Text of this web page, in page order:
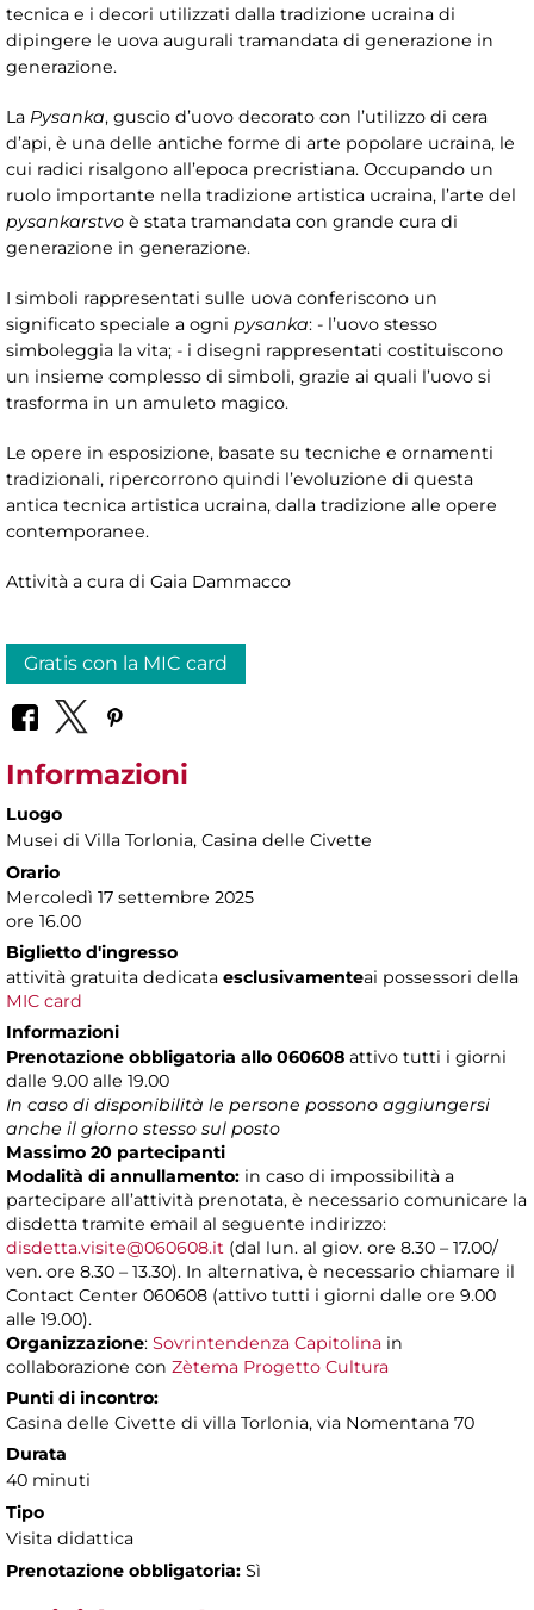
tecnica e i decori utilizzati dalla tradizione ucraina di
dipingere le uova augurali tramandata di generazione in
generazione.
La Pysanka, guscio d’uovo decorato con l’utilizzo di cera
d’api, è una delle antiche forme di arte popolare ucraina, le
cui radici risalgono all’epoca precristiana. Occupando un
ruolo importante nella tradizione artistica ucraina, l’arte del
pysankarstvo è stata tramandata con grande cura di
generazione in generazione.
I simboli rappresentati sulle uova conferiscono un
significato speciale a ogni pysanka: - l’uovo stesso
simboleggia la vita; - i disegni rappresentati costituiscono
un insieme complesso di simboli, grazie ai quali l’uovo si
trasforma in un amuleto magico.
Le opere in esposizione, basate su tecniche e ornamenti
tradizionali, ripercorrono quindi l’evoluzione di questa
antica tecnica artistica ucraina, dalla tradizione alle opere
contemporanee.
Attività a cura di Gaia Dammacco
Gratis con la MIC card
Informazioni
Luogo
Musei di Villa Torlonia, Casina delle Civette
Orario
Mercoledì 17 settembre 2025
ore 16.00
Biglietto d'ingresso
attività gratuita dedicata esclusivamenteai possessori della
MIC card
Informazioni
Prenotazione obbligatoria allo 060608 attivo tutti i giorni
dalle 9.00 alle 19.00
In caso di disponibilità le persone possono aggiungersi
anche il giorno stesso sul posto
Massimo 20 partecipanti
Modalità di annullamento: in caso di impossibilità a
partecipare all’attività prenotata, è necessario comunicare la
disdetta tramite email al seguente indirizzo:
disdetta.visite@060608.it (dal lun. al giov. ore 8.30 – 17.00/
ven. ore 8.30 – 13.30). In alternativa, è necessario chiamare il
Contact Center 060608 (attivo tutti i giorni dalle ore 9.00
alle 19.00).
Organizzazione: Sovrintendenza Capitolina in
collaborazione con Zètema Progetto Cultura
Punti di incontro:
Casina delle Civette di villa Torlonia, via Nomentana 70
Durata
40 minuti
Tipo
Visita didattica
Prenotazione obbligatoria: Sì